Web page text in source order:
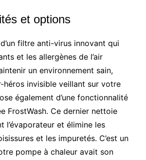
et options
filtre anti-virus innovant qui
et les allergènes de l’air
un environnement sain,
héros invisible veillant sur votre
également d’une fonctionnalité
FrostWash. Ce dernier nettoie
l’évaporateur et élimine les
et les impuretés. C’est un
pompe à chaleur avait son